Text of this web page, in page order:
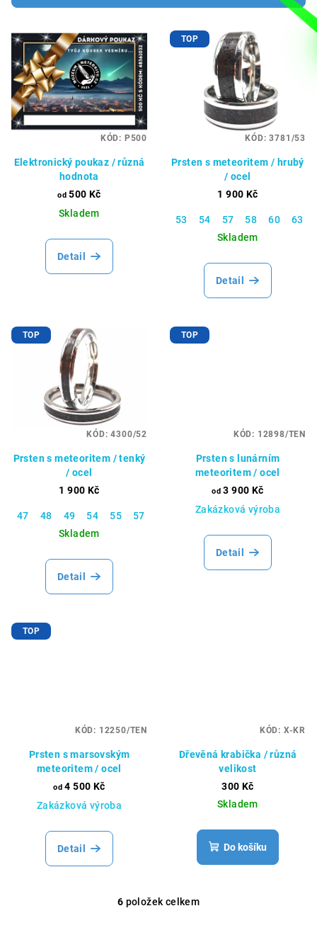
r
o
d
u
k
ů
V
ý
p
s
p
oElektronický poukaz / různá
hodnota
od 500 Kč
Skladem
Detail
KÓD: P500
TOP
Prsten s meteoritem / hrubý
/ ocel
1 900 Kč
53 54 57 58 60 63
Skladem
Detail
KÓD:3781/53
TOP
Prsten s meteoritem / tenký
/ ocel
1 900 Kč
47 48 49 54 55 57 64 65 67
70
Skladem
Detail
KÓD:4300/52
TOP
Prsten s lunárním
meteoritem / ocel
od 3 900 Kč
Zakázková výroba
Detail
KÓD: 12898/TEN
TOP
Prsten s marsovským
meteoritem / ocel
od 4 500 Kč
Zakázková výroba
Detail
KÓD: 12250/TEN
Dřevěná krabička / různá
velikost
300 Kč
Skladem
Do košíku
KÓD: X-KR
O
6 položek celkem